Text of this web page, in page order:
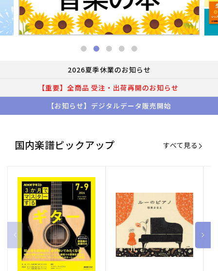
2026夏季休業のお知らせ
【重要】全商品 受注・出荷再開のお知らせ
【お知らせ】デジタルデータ販売開始
国内楽譜ピックアップ すべて見る